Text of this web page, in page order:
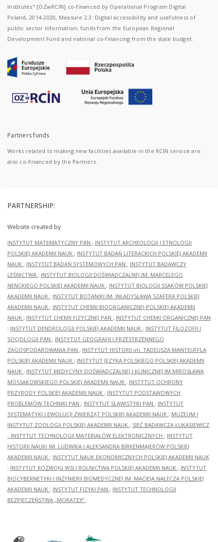
Institutes" [OZwRCIN] co-financed by Operational Program Digital
Poland, 2014-2020, Measure 2.3: Digital accessibility and usefulness of
public sector information; funds from the European Regional
Development Fund and national co-financing from the state budget.
Partners funds
Works related to making new facilities available in the RCIN service are
also co-financed by the Partners.
PARTNERSHIP:
Website created by
INSTYTUT MATEMATYCZNY PAN ; INSTYTUT ARCHEOLOGII I ETNOLOGII
POLSKIEJ AKADEMII NAUK ; INSTYTUT BADAŃ LITERACKICH POLSKIEJ AKADEMII
NAUK ; INSTYTUT BADAŃ SYSTEMOWYCH PAN ; INSTYTUT BADAWCZY
LEŚNICTWA ; INSTYTUT BIOLOGII DOŚWIADCZALNEJ IM. MARCELEGO
NENCKIEGO POLSKIEJ AKADEMII NAUK ; INSTYTUT BIOLOGII SSAKÓW POLSKIEJ
AKADEMII NAUK ; INSTYTUT BOTANIKI IM. WŁADYSŁAWA SZAFERA POLSKIEJ
AKADEMII NAUK ; INSTYTUT CHEMII BIOORGANICZNEJ POLSKIEJ AKADEMII
NAUK ; INSTYTUT CHEMII FIZYCZNEJ PAN ; INSTYTUT CHEMII ORGANICZNEJ PAN
; INSTYTUT DENDROLOGII POLSKIEJ AKADEMII NAUK ; INSTYTUT FILOZOFII I
SOCJOLOGII PAN ; INSTYTUT GEOGRAFII I PRZESTRZENNEGO
ZAGOSPODAROWANIA PAN ; INSTYTUT HISTORII im. TADEUSZA MANTEUFFLA
POLSKIEJ AKADEMII NAUK ; INSTYTUT JĘZYKA POLSKIEGO POLSKIEJ AKADEMII
NAUK ; INSTYTUT MEDYCYNY DOŚWIADCZALNEJ I KLINICZNEJ IM.MIROSŁAWA
MOSSAKOWSKIEGO POLSKIEJ AKADEMII NAUK ; INSTYTUT OCHRONY
PRZYRODY POLSKIEJ AKADEMII NAUK ; INSTYTUT PODSTAWOWYCH
PROBLEMÓW TECHNIKI PAN ; INSTYTUT SLAWISTYKI PAN ; INSTYTUT
SYSTEMATYKI I EWOLUCJI ZWIERZĄT POLSKIEJ AKADEMII NAUK ; MUZEUM I
INSTYTUT ZOOLOGII POLSKIEJ AKADEMII NAUK ; SIEĆ BADAWCZA ŁUKASIEWICZ
- INSTYTUT TECHNOLOGII MATERIAŁÓW ELEKTRONICZNYCH ; INSTYTUT
HISTORII NAUKI IM. LUDWIKA I ALEKSANDRA BIRKENMAJERÓW POLSKIEJ
AKADEMII NAUK ; INSTYTUT NAUK EKONOMICZNYCH POLSKIEJ AKADEMII NAUK
; INSTYTUT ROZWOJU WSI I ROLNICTWA POLSKIEJ AKADEMII NAUK ; INSTYTUT
BIOCYBERNETYKI I INŻYNIERII BIOMEDYCZNEJ IM. MACIEJA NAŁĘCZA POLSKIEJ
AKADEMII NAUK ; INSTYTUT FIZYKI PAN ; INSTYTUT TECHNOLOGII
BEZPIECZEŃSTWA „MORATEX” ;